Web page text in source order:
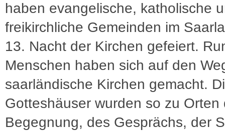
haben evangelische, katholische
freikirchliche Gemeinden im
13. Nacht der Kirchen gefeiert.
Menschen haben sich auf den
saarländische Kirchen gemacht.
Gotteshäuser wurden so zu Orten
Begegnung, des Gesprächs, der